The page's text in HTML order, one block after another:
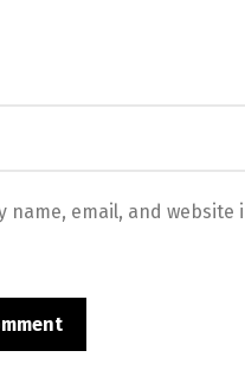
name, email, and